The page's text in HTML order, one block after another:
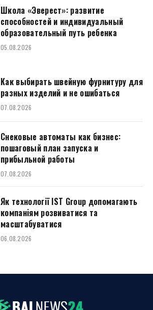
Школа «Эверест»: развитие
способностей и индивидуальный
образовательный путь ребенка
05.08.2026
Как выбирать швейную фурнитуру для
разных изделий и не ошибаться
07.08.2026
Снековые автоматы как бизнес:
пошаговый план запуска и
прибыльной работы
07.08.2026
Як технології IST Group допомагають
компаніям розвиватися та
масштабуватися
06.08.2026